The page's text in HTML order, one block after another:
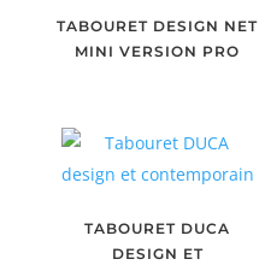
TABOURET DESIGN NET
MINI VERSION PRO
TABOURET DUCA
DESIGN ET